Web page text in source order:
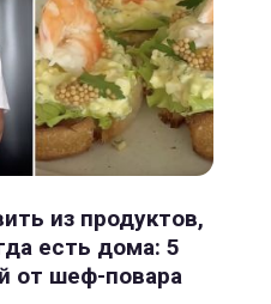
из продуктов,
есть дома: 5
от шеф-повара